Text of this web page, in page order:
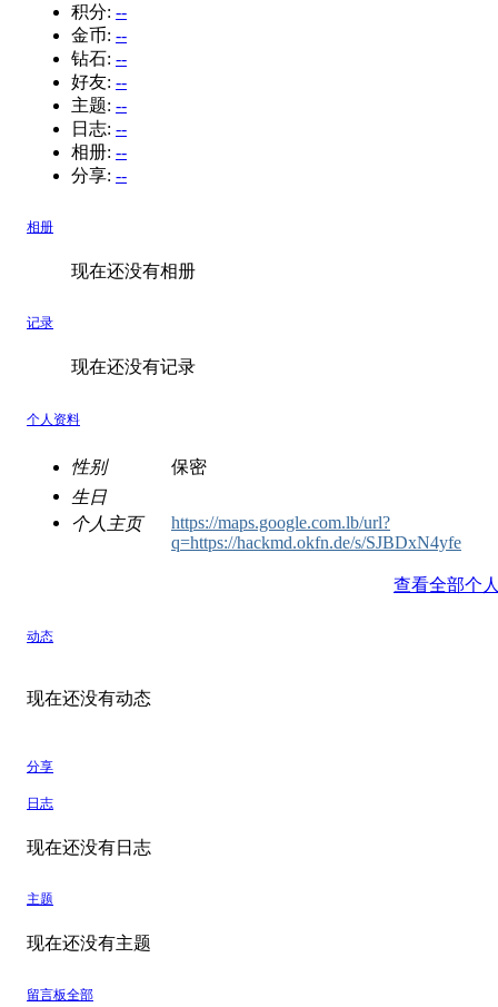
积分: --
金币: --
钻石: --
好友: --
主题: --
日志: --
相册: --
分享: --
相册
现在还没有相册
记录
现在还没有记录
个人资料
性别
保密
生日
个人主页
https://maps.google.com.lb/url?
q=https://hackmd.okfn.de/s/SJBDxN4yfe
查看全部个
动态
现在还没有动态
分享
日志
现在还没有日志
主题
现在还没有主题
留言板全部